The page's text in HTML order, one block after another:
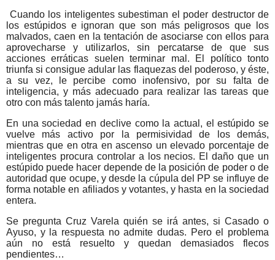
Cuando los inteligentes subestiman el poder destructor de
los estúpidos e ignoran que son más peligrosos que los
malvados, caen en la tentación de asociarse con ellos para
aprovecharse y utilizarlos, sin percatarse de que sus
acciones erráticas suelen terminar mal. El político tonto
triunfa si consigue adular las flaquezas del poderoso, y éste,
a su vez, le percibe como inofensivo, por su falta de
inteligencia, y más adecuado para realizar las tareas que
otro con más talento jamás haría.
En una sociedad en declive como la actual, el estúpido se
vuelve más activo por la permisividad de los demás,
mientras que en otra en ascenso un elevado porcentaje de
inteligentes procura controlar a los necios. El daño que un
estúpido puede hacer depende de la posición de poder o de
autoridad que ocupe, y desde la cúpula del PP se influye de
forma notable en afiliados y votantes, y hasta en la sociedad
entera.
Se pregunta Cruz Varela quién se irá antes, si Casado o
Ayuso, y la respuesta no admite dudas. Pero el problema
aún no está resuelto y quedan demasiados flecos
pendientes…